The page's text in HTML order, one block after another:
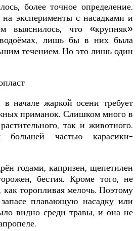
более точное определение.
на эксперименты с насадками и
выяснилось, что «крупняк»
лишь бы в них была
течением. Но это лишь один
начале жаркой осени требует
приманок. Слишком много в
так и животного.
частью карасики-
годами, капризен, щепетилен
бестия. Кроме того, не
как торопливая мелочь. Поэтому
плавающую насадку или
видно среди травы, и она не